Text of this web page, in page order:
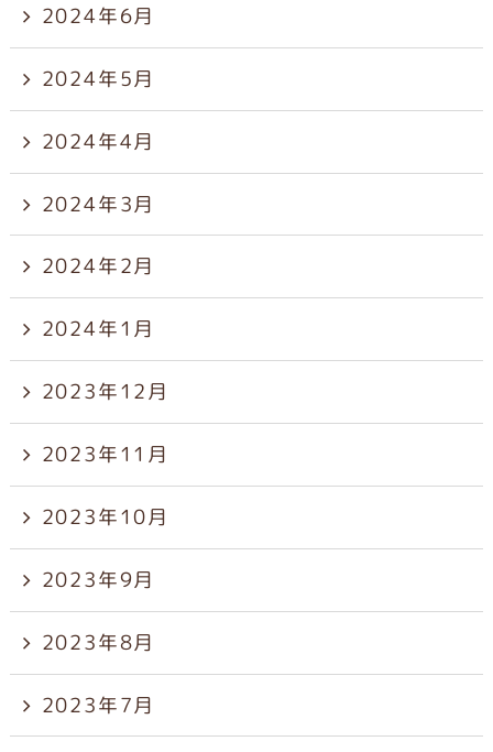
2024年6月
2024年5月
2024年4月
2024年3月
2024年2月
2024年1月
2023年12月
2023年11月
2023年10月
2023年9月
2023年8月
2023年7月